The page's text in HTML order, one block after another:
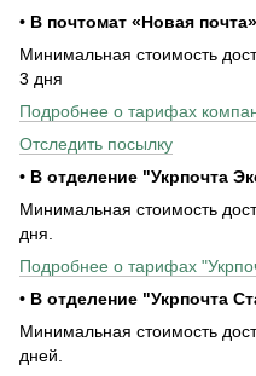
• В почтомат «Новая почта»
Минимальная стоимость
3 дня
Подробнее о тарифах
Отследить посылку
• В отделение "Укрпочта
Минимальная стоимость
дня.
Подробнее о тарифах
• В отделение "Укрпочта
Минимальная стоимость
дней.